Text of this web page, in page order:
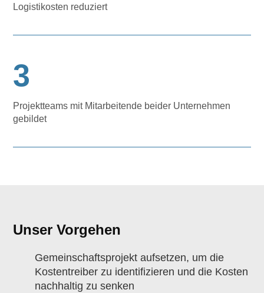
Logistikosten reduziert
3
Projektteams mit Mitarbeitende beider Unternehmen
gebildet
Unser Vorgehen
Gemeinschaftsprojekt aufsetzen, um die
Kostentreiber zu identifizieren und die Kosten
nachhaltig zu senken